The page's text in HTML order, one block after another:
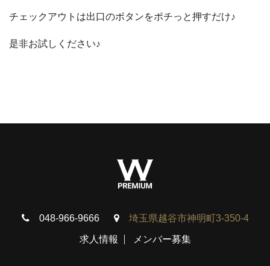
チェックアウトは出口のボタンをポチっと押すだけ♪
是非お試しください♪
048-966-9666 埼玉県越谷市神明町3-350-4
求人情報 メンバー募集